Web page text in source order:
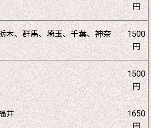
円
木、群馬、埼玉、千葉、神奈
1500
円
1500
円
井
1650
円